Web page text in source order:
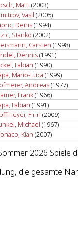
Matti (2003)
Vasil (2005)
Denis(1994)
Stanko (2002)
Carsten (1998)
Dennis(1991)
Fabian (1990)
Mario-Luca (1999)
Andreas(1977)
Frank(1966)
Fabian (1991)
Finn (2009)
Michael (1967)
Kian (2007)
2026 Spiele
die gesamte